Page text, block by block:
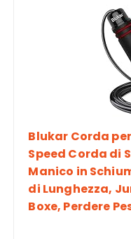
Blukar Corda
Speed Corda di
Manico in
di Lunghezza,
Boxe, Perdere